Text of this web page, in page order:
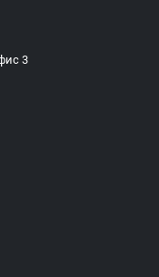
3